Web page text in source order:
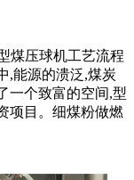
煤压球机工艺流程
,能源的溃泛,煤炭
一个致富的空间,型
项目。细煤粉做燃